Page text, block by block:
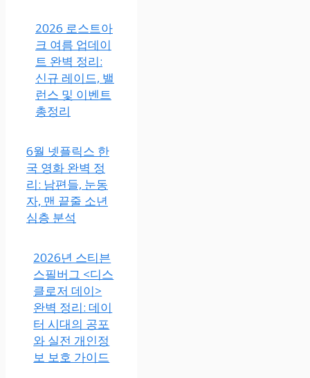
2026 로스트아
크 여름 업데이
트 완벽 정리:
신규 레이드, 밸
런스 및 이벤트
총정리
6월 넷플릭스 한
국 영화 완벽 정
리: 남편들, 눈동
자, 맨 끝줄 소년
심층 분석
2026년 스티븐
스필버그 <디스
클로저 데이>
완벽 정리: 데이
터 시대의 공포
와 실전 개인정
보 보호 가이드